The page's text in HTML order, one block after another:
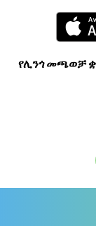
የሊንጎ መጫወቻ